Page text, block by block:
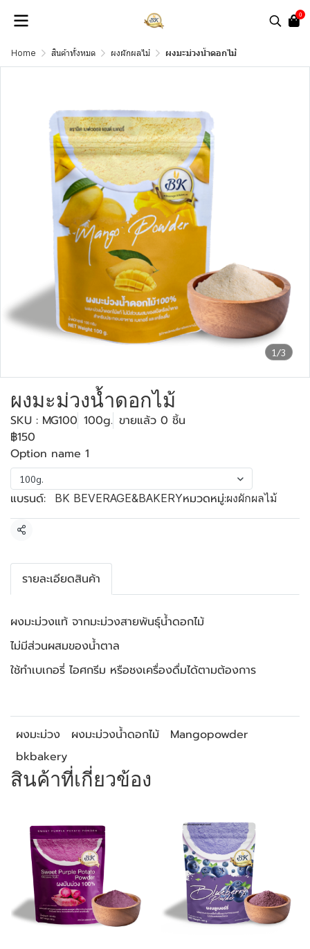
0
Home สินค้าทั้งหมด ผงผักผลไม้ ผงมะม่วงน้ำดอกไม้
1/3
ผงมะม่วงน้ำดอกไม้
SKU : MG100 100g. ขายแล้ว 0 ชิ้น
฿150
Option name 1
100g.
แบรนด์: BK BEVERAGE&BAKERYหมวดหมู่:ผงผักผลไม้
แชร์
รายละเอียดสินค้า
ผงมะม่วงแท้ จากมะม่วงสายพันธุ์น้ำดอกไม้
ไม่มีส่วนผสมของน้ำตาล
ใช้ทำเบเกอรี่ ไอศกรีม หรือชงเครื่องดื่มได้ตามต้องการ
ผงมะม่วง ผงมะม่วงน้ำดอกไม้
Mangopowder
bkbakery
สินค้าที่เกี่ยวข้อง